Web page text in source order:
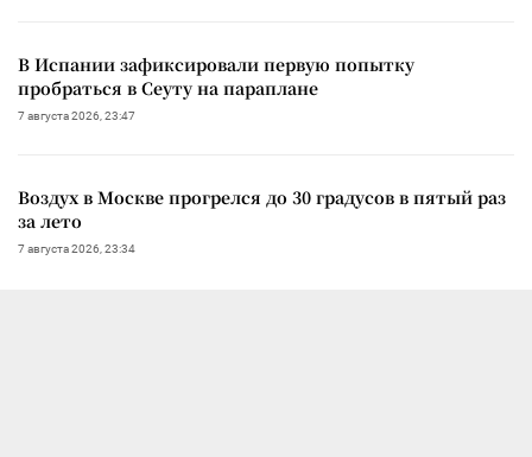
В Испании зафиксировали первую попытку
пробраться в Сеуту на параплане
7 августа 2026, 23:47
Воздух в Москве прогрелся до 30 градусов в пятый раз
за лето
7 августа 2026, 23:34